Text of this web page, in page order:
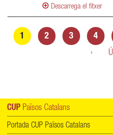
Descarrega el fitxer
Pàgines
1 2 3 4
›
CUP Països Catalans
Portada CUP Països Catalans